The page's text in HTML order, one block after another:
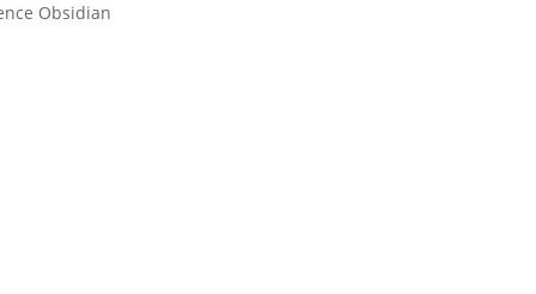
Obsidian